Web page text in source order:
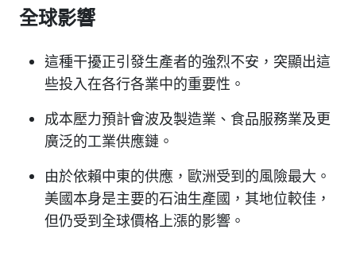
全球影響
這種干擾正引發生產者的強烈不安，突顯出這
些投入在各行各業中的重要性。
成本壓力預計會波及製造業、食品服務業及更
廣泛的工業供應鏈。
由於依賴中東的供應，歐洲受到的風險最大。
美國本身是主要的石油生產國，其地位較佳，
但仍受到全球價格上漲的影響。